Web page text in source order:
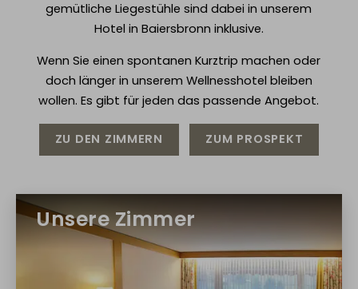
gemütliche Liegestühle sind dabei in unserem
Hotel in Baiersbronn inklusive.
Wenn Sie einen spontanen Kurztrip machen oder
doch länger in unserem Wellnesshotel bleiben
wollen. Es gibt für jeden das passende Angebot.
ZU DEN ZIMMERN ZUM PROSPEKT
Unsere Zimmer